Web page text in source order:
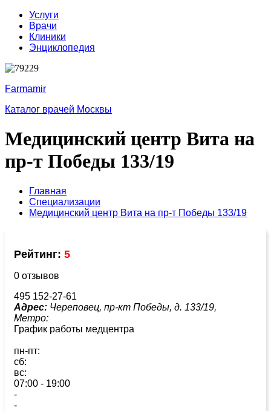
Услуги
Врачи
Клиники
Энциклопедия
Farmamir
Каталог врачей Москвы
Медицинский центр Вита на
пр-т Победы 133/19
Главная
Специализации
Медицинский центр Вита на пр-т Победы 133/19
Рейтинг: 5
0 отзывов
495 152-27-61
Адрес: Череповец, пр-кт Победы, д. 133/19,
Метро:
График работы медцентра
пн-пт:
сб:
вс:
07:00 - 19:00
-
-